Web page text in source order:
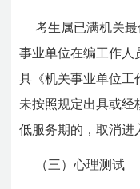
考生属已满机关
事业单位在编工作人
具《机关事业单位工
未按照规定出具或经
低服务期的，取消进
（三）心理测试